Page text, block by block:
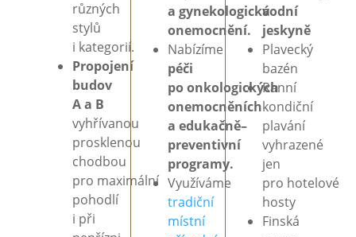
různých
stylů
i kategorií.
Propojení
budov
Aa B
vyhřívanou
prosklenou
chodbou
pro maximální
pohodlí
i při
a gynekologická
onemocnění.
Nabízíme
péči
poonkologických
onemocněních
a edukačně–
preventivní
programy.
Využíváme
tradiční
místní
vodní
jeskyně
Plavecký
bazén
Ranní
kondiční
plavání
vyhrazené
jen
pro hotelové
hosty
Finská